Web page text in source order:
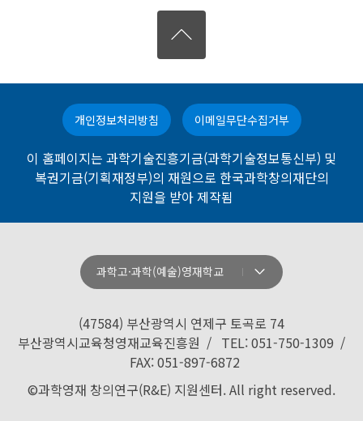
개인정보처리방침 이메일무단수집거부
이 홈페이지는 과학기술진흥기금(과학기술정보통신부) 및
복권기금(기획재정부)의 재원으로 한국과학창의재단의
지원을 받아 제작됨
과학고·과학(예술)영재학교
강원과학고등학교
경기북과학고등학교
경남과학고등학교
(47584) 부산광역시 연제구 토곡로 74
부산광역시교육청영재교육진흥원 / TEL: 051-750-1309 /
FAX: 051-897-6872
©과학영재 창의연구(R&E) 지원센터. All right reserved.